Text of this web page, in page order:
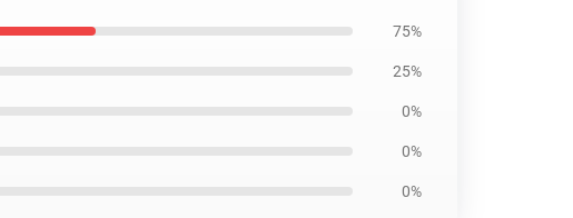
75%
25%
0%
0%
0%